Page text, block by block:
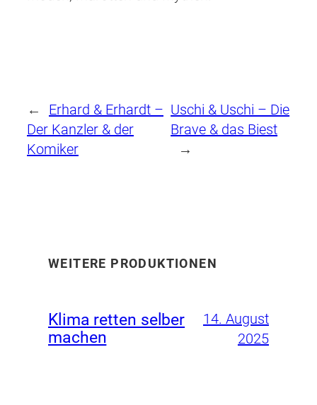
←
Erhard & Erhardt –
Der Kanzler & der
Komiker
Uschi & Uschi – Die
Brave & das Biest
→
WEITERE PRODUKTIONEN
Klima retten selber
machen
14. August
2025